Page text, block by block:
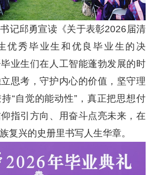
记邱勇宣读《关于表彰2026届清
优秀毕业生和优良毕业生的决
业生们在人工智能蓬勃发展的时
思考，守护内心的价值，坚守理
“自觉的能动性”，真正把思想付
指引方向、用奋斗点亮未来，在
复兴的史册里书写人生华章。